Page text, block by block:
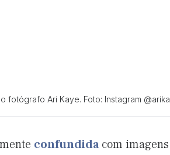
fotógrafo Ari Kaye. Foto: Instagram
confundida com